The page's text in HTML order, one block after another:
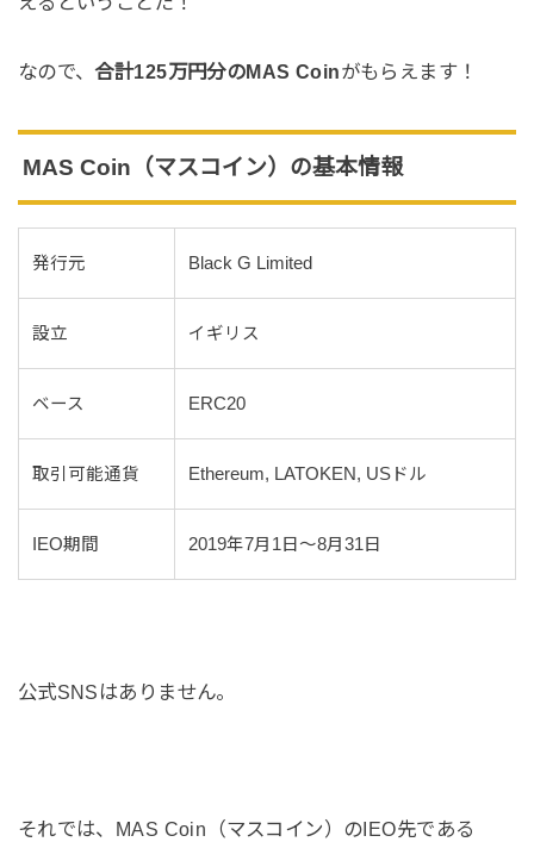
なので、合計125万円分のMAS Coinがもらえます！
MAS Coin（マスコイン）の基本情報
発行元 Black G Limited
設立 イギリス
ベース ERC20
取引可能通貨 Ethereum, LATOKEN, USドル
IEO期間 2019年7月1日〜8月31日
公式SNSはありません。
それでは、MAS Coin（マスコイン）のIEO先である